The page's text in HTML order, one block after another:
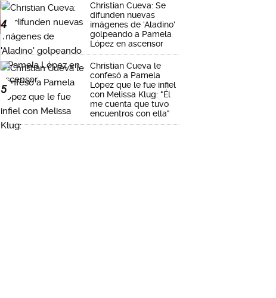
4
Christian Cueva: Se
difunden nuevas
imágenes de 'Aladino'
golpeando a Pamela
López en ascensor
5
Christian Cueva le
confesó a Pamela
López que le fue infiel
con Melissa Klug: "Él
me cuenta que tuvo
encuentros con ella"